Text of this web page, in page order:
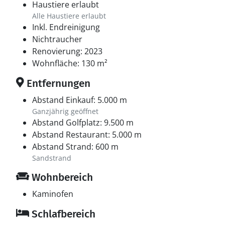
abwechslungsreiche Ausflüge – hier in Bratten finden
Sie den perfekten Ausgangspunkt für Ihren Urlaub.
Haustiere erlaubt
Alle Haustiere erlaubt
Inkl. Endreinigung
Nichtraucher
Renovierung: 2023
Wohnfläche: 130 m²
Entfernungen
Abstand Einkauf: 5.000 m
Ganzjährig geöffnet
Abstand Golfplatz: 9.500 m
Abstand Restaurant: 5.000 m
Abstand Strand: 600 m
Sandstrand
Wohnbereich
Kaminofen
Schlafbereich